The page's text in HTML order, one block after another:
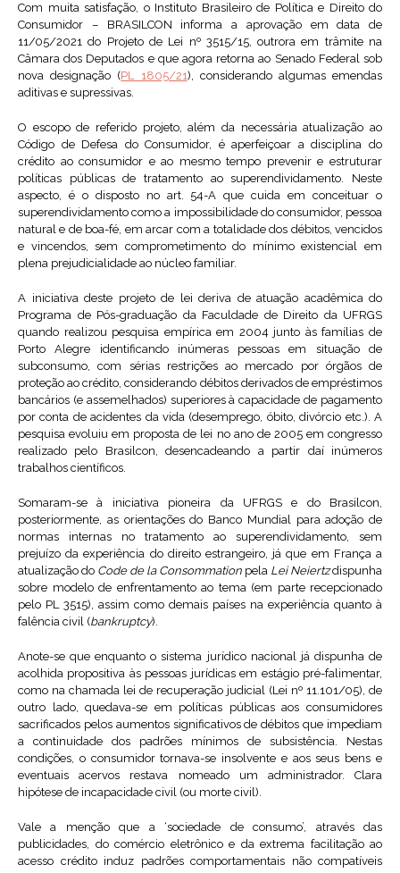
Com muita satisfação, o Instituto Brasileiro de Política e Direito do
Consumidor – BRASILCON informa a aprovação em data de
11/05/2021 do Projeto de Lei nº 3515/15, outrora em trâmite na
Câmara dos Deputados e que agora retorna ao Senado Federal sob
nova designação (PL 1805/21), considerando algumas emendas
aditivas e supressivas.
O escopo de referido projeto, além da necessária atualização ao
Código de Defesa do Consumidor, é aperfeiçoar a disciplina do
crédito ao consumidor e ao mesmo tempo prevenir e estruturar
políticas públicas de tratamento ao superendividamento. Neste
aspecto, é o disposto no art. 54-A que cuida em conceituar o
superendividamento como a impossibilidade do consumidor, pessoa
natural e de boa-fé, em arcar com a totalidade dos débitos, vencidos
e vincendos, sem comprometimento do mínimo existencial em
plena prejudicialidade ao núcleo familiar.
A iniciativa deste projeto de lei deriva de atuação acadêmica do
Programa de Pós-graduação da Faculdade de Direito da UFRGS
quando realizou pesquisa empírica em 2004 junto às famílias de
Porto Alegre identificando inúmeras pessoas em situação de
subconsumo, com sérias restrições ao mercado por órgãos de
proteção ao crédito, considerando débitos derivados de empréstimos
bancários (e assemelhados) superiores à capacidade de pagamento
por conta de acidentes da vida (desemprego, óbito, divórcio etc.). A
pesquisa evoluiu em proposta de lei no ano de 2005 em congresso
realizado pelo Brasilcon, desencadeando a partir daí inúmeros
trabalhos científicos.
Somaram-se à iniciativa pioneira da UFRGS e do Brasilcon,
posteriormente, as orientações do Banco Mundial para adoção de
normas internas no tratamento ao superendividamento, sem
prejuízo da experiência do direito estrangeiro, já que em França a
atualização do Code de la Consommation pela Lei Neiertzdispunha
sobre modelo de enfrentamento ao tema (em parte recepcionado
pelo PL 3515), assim como demais países na experiência quanto à
falência civil (bankruptcy).
Anote-se que enquanto o sistema jurídico nacional já dispunha de
acolhida propositiva às pessoas jurídicas em estágio pré-falimentar,
como na chamada lei de recuperação judicial (Lei nº 11.101/05), de
outro lado, quedava-se em políticas públicas aos consumidores
sacrificados pelos aumentos significativos de débitos que impediam
a continuidade dos padrões mínimos de subsistência. Nestas
condições, o consumidor tornava-se insolvente e aos seus bens e
eventuais acervos restava nomeado um administrador. Clara
hipótese de incapacidade civil (ou morte civil).
Vale a menção que a ‘sociedade de consumo’, através das
publicidades, do comércio eletrônico e da extrema facilitação ao
acesso crédito induz padrões comportamentais não compatíveis